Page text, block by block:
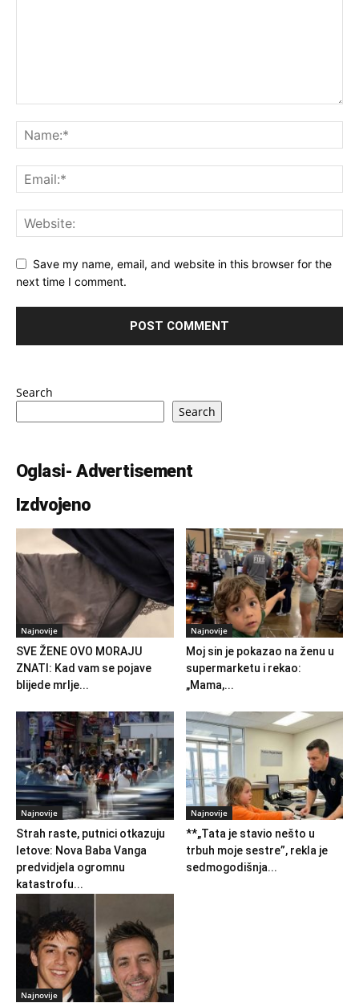
Save my name, email, and website in this browser for the
next time I comment.
Search
Search
Oglasi- Advertisement
Izdvojeno
Najnovije
SVE ŽENE OVO MORAJU
ZNATI: Kad vam se pojave
blijede mrlje...
Najnovije
Moj sin je pokazao na ženu u
supermarketu i rekao:
„Mama,...
Najnovije
Strah raste, putnici otkazuju
letove: Nova Baba Vanga
predvidjela ogromnu
katastrofu...
Najnovije
**„Tata je stavio nešto u
trbuh moje sestre”, rekla je
sedmogodišnja...
Najnovije